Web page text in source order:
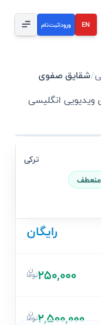
EN ورود|ثبت‌نام
/شقایق صفوی
ویدیویی انگلیسی·
ترکی
منعطف
رایگان
250,000
2,500,000